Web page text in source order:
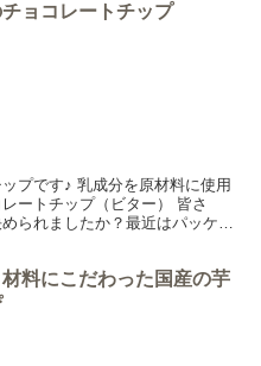
ョコレートチップ
プです♪ 乳成分を原材料に使用
ートチップ（ビター） 皆さ
られましたか？最近はパッケー
料にこだわった国産の芋